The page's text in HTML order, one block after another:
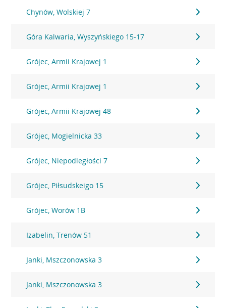
Chynów, Wolskiej 7
Góra Kalwaria, Wyszyńskiego 15-17
Grójec, Armii Krajowej 1
Grójec, Armii Krajowej 1
Grójec, Armii Krajowej 48
Grójec, Mogielnicka 33
Grójec, Niepodległości 7
Grójec, Piłsudskeigo 15
Grójec, Worów 1B
Izabelin, Trenów 51
Janki, Mszczonowska 3
Janki, Mszczonowska 3